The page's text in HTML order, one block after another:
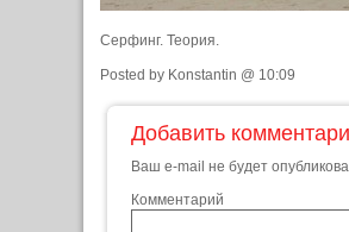
Серфинг. Теория.
Posted by Konstantin @ 10:09
Добавить
Ваш e-mail не будет
Комментарий